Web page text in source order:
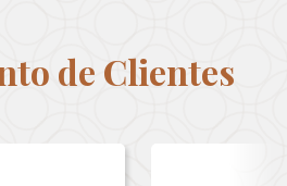
de Clientes